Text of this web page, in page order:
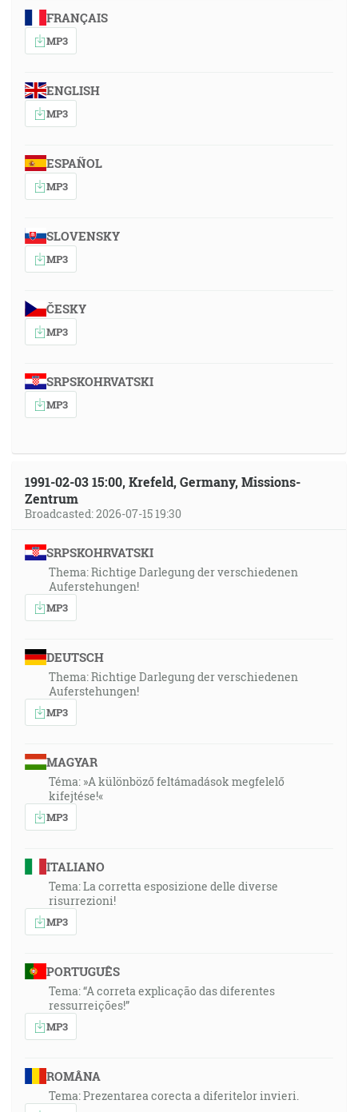
FRANÇAIS
MP3
ENGLISH
MP3
ESPAÑOL
MP3
SLOVENSKY
MP3
ČESKY
MP3
SRPSKOHRVATSKI
MP3
1991-02-03 15:00, Krefeld, Germany, Missions-
Zentrum
Broadcasted: 2026-07-15 19:30
SRPSKOHRVATSKI
Thema: Richtige Darlegung der verschiedenen
Auferstehungen!
MP3
DEUTSCH
Thema: Richtige Darlegung der verschiedenen
Auferstehungen!
MP3
MAGYAR
Téma: »A különböző feltámadások megfelelő
kifejtése!«
MP3
ITALIANO
Tema: La corretta esposizione delle diverse
risurrezioni!
MP3
PORTUGUÊS
Tema: “A correta explicação das diferentes
ressurreições!”
MP3
ROMÂNA
Tema: Prezentarea corecta a diferitelor invieri.